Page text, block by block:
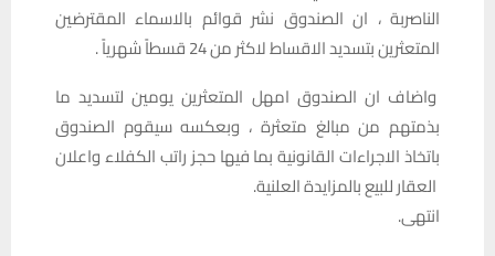
الناصربة ، ان الصندوق نشر قوائم بالاسماء المقترضين
المتعثرين بتسديد الاقساط لاكثر من 24 قسطاً شهرياً .
واضاف ان الصندوق امهل المتعثرين يومين لتسديد ما
بذمتهم من مبالغ متعثرة ، وبعكسه سيقوم الصندوق
باتخاذ الاجراءات القانونية بما فيها حجز راتب الكفلاء واعلان
العقار للبيع بالمزايدة العلنية.
انتهى.‏